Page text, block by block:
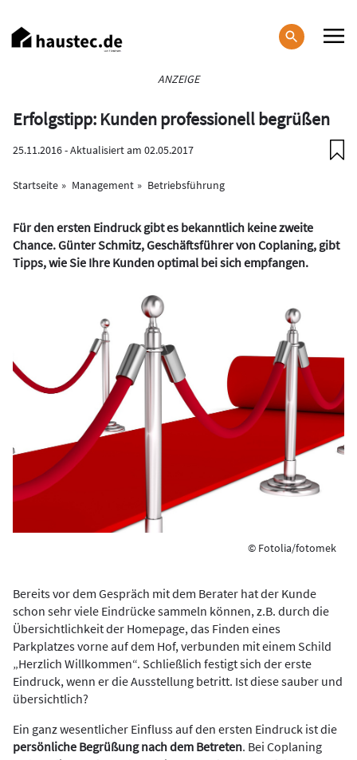
zum
Inhalt
ANZEIGE
Erfolgstipp: Kunden professionell begrüßen
25.11.2016 - Aktualisiert am 02.05.2017
Startseite Management Betriebsführung
Für den ersten Eindruck gibt es bekanntlich keine zweite
Chance. Günter Schmitz, Geschäftsführer von Coplaning, gibt
Tipps, wie Sie Ihre Kunden optimal bei sich empfangen.
© Fotolia/fotomek
Bereits vor dem Gespräch mit dem Berater hat der Kunde
schon sehr viele Eindrücke sammeln können, z.B. durch die
Übersichtlichkeit der Homepage, das Finden eines
Parkplatzes vorne auf dem Hof, verbunden mit einem Schild
„Herzlich Willkommen“. Schließlich festigt sich der erste
Eindruck, wenn er die Ausstellung betritt. Ist diese sauber und
übersichtlich?
Ein ganz wesentlicher Einfluss auf den ersten Eindruck ist die
persönliche Begrüßung nach dem Betreten. Bei Coplaning